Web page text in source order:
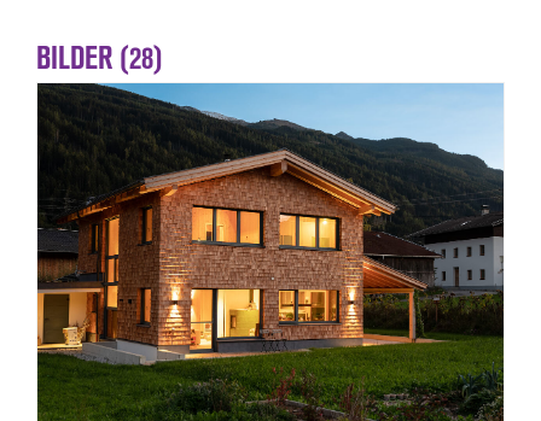
BILDER (28)